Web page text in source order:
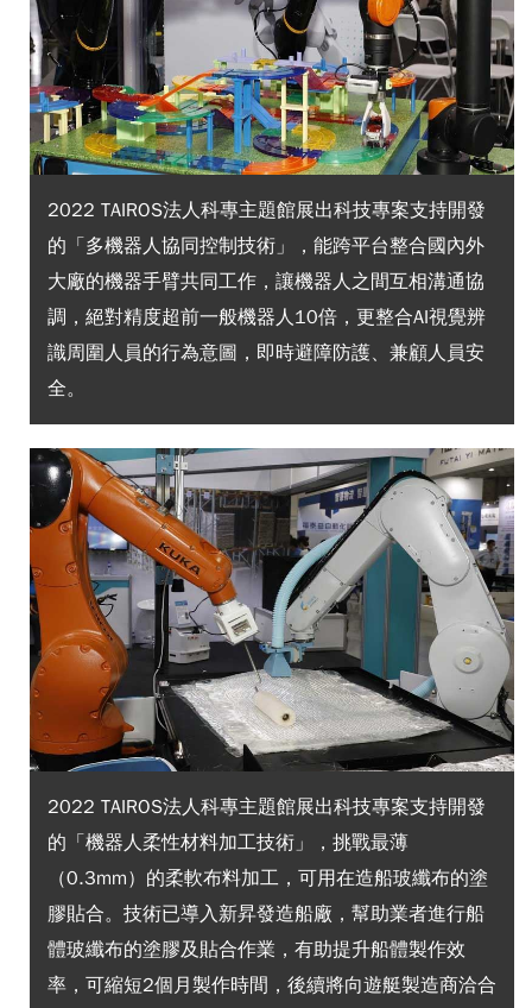
2022 TAIROS法人科專主題館展出科技專案支持開發
的「多機器人協同控制技術」，能跨平台整合國內外
大廠的機器手臂共同工作，讓機器人之間互相溝通協
調，絕對精度超前一般機器人10倍，更整合AI視覺辨
識周圍人員的行為意圖，即時避障防護、兼顧人員安
全。
2022 TAIROS法人科專主題館展出科技專案支持開發
的「機器人柔性材料加工技術」，挑戰最薄
（0.3mm）的柔軟布料加工，可用在造船玻纖布的塗
膠貼合。技術已導入新昇發造船廠，幫助業者進行船
體玻纖布的塗膠及貼合作業，有助提升船體製作效
率，可縮短2個月製作時間，後續將向遊艇製造商洽合